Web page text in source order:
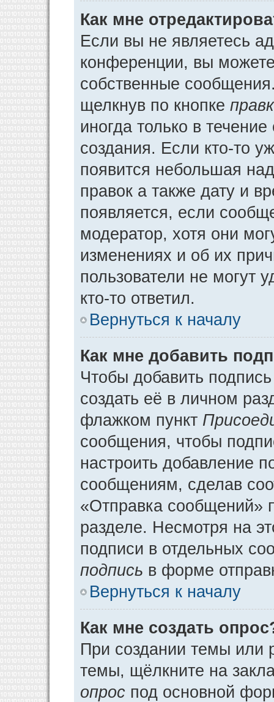
Как мне
Если вы не являетесь
конференции, вы можете
собственные
щелкнув по кнопке
иногда только в
создания. Если кто-то
появится небольшая
правок а также дату и
появляется, если
модератор, хотя они
изменениях и об их
пользователи не могут
кто-то ответил.
Вернуться к началу
Как мне добавить
Чтобы добавить
создать её в личном
флажком пункт
сообщения, чтобы
настроить добавление
сообщениям, сделав
«Отправка сообщений»
разделе. Несмотря на
подписи в отдельных
подпись в форме
Вернуться к началу
Как мне создать
При создании темы или
темы, щёлкните на
опрос под основной